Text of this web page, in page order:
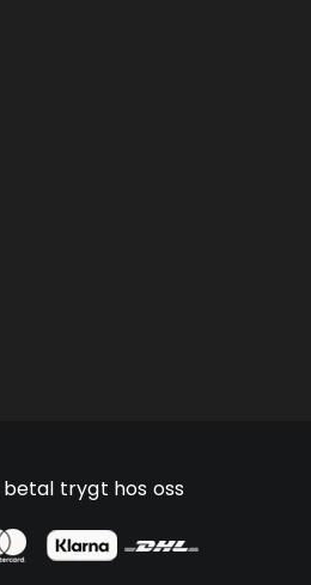
betal trygt hos oss